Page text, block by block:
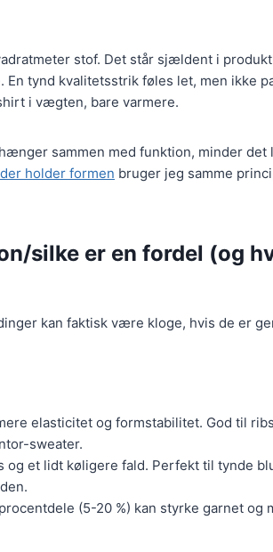
stof. Det står sjældent i
tynd kvalitetsstrik føles let, men ikke
i vægten, bare varmere.
sammen med funktion, minder det
holder formen bruger jeg samme
silke er en fordel (og
kan faktisk være kloge, hvis de er
elasticitet og formstabilitet. God til
sweater.
og et lidt køligere fald. Perfekt til tynde
(5-20 %) kan styrke garnet og